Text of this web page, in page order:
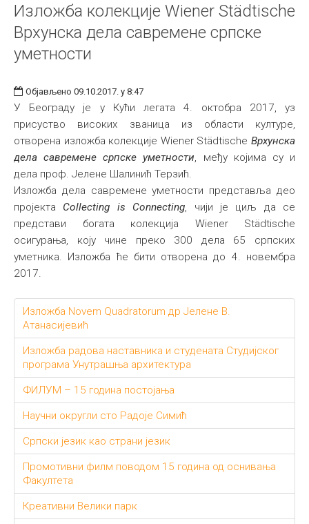
Изложба колекције Wiener Städtische
Врхунска дела савремене српске
уметности
Објављено 09.10.2017. у 8:47
У Београду је у Кући легата 4. октобра 2017, уз
присуство високих званица из области културе,
отворена изложба колекције Wiener Städtische Врхунска
дела савремене српске уметности, међу којима су и
дела проф. Јелене Шалинић Терзић.
Изложба дела савремене уметности представља део
пројекта Collecting is Connecting, чији је циљ да се
представи богата колекција Wiener Städtische
осигурања, коју чине преко 300 дела 65 српских
уметника. Изложба ће бити отворена до 4. новембра
2017.
Изложба Novem Quadratorum др Јелене В.
Атанасијевић
Изложба радова наставника и студената Студијског
програма Унутрашња архитектура
ФИЛУМ – 15 година постојања
Научни округли сто Радоје Симић
Српски језик као страни језик
Промотивни филм поводом 15 година од оснивања
Факултета
Креативни Велики парк